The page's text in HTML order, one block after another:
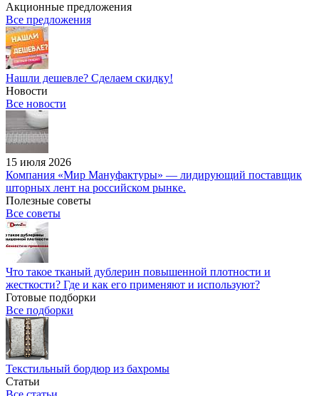
Акционные предложения
Все предложения
Нашли дешевле? Сделаем скидку!
Новости
Все новости
15 июля 2026
Компания «Мир Мануфактуры» — лидирующий поставщик
шторных лент на российском рынке.
Полезные советы
Все советы
Что такое тканый дублерин повышенной плотности и
жесткости? Где и как его применяют и используют?
Готовые подборки
Все подборки
Текстильный бордюр из бахромы
Статьи